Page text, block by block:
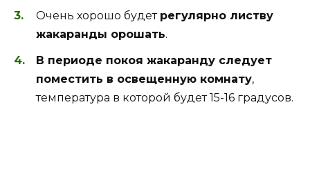
Очень хорошо будет регулярно листву
жакаранды орошать.
В периоде покоя жакаранду следует
поместить в освещенную комнату,
температура в которой будет 15-16 градусов.